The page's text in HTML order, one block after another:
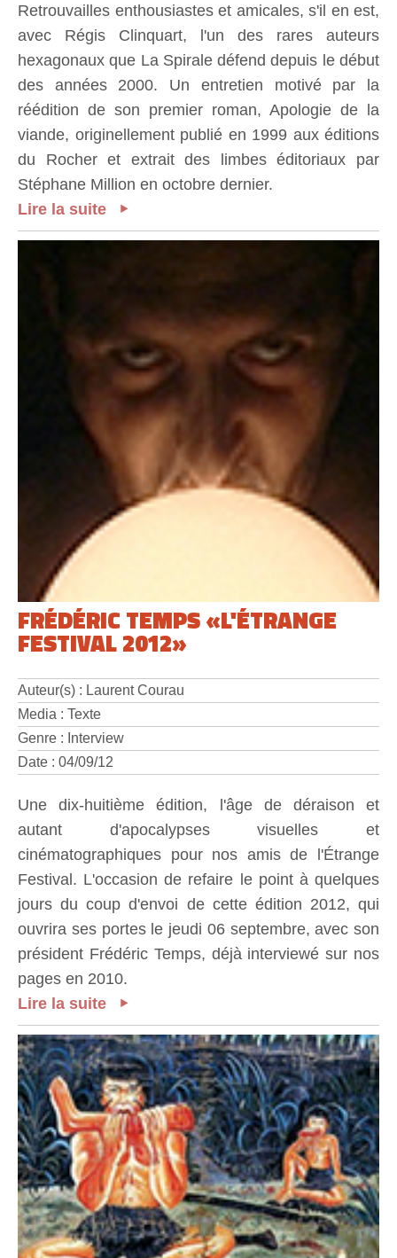
Retrouvailles enthousiastes et amicales, s'il en est,
avec Régis Clinquart, l'un des rares auteurs
hexagonaux que La Spirale défend depuis le début
des années 2000. Un entretien motivé par la
réédition de son premier roman, Apologie de la
viande, originellement publié en 1999 aux éditions
du Rocher et extrait des limbes éditoriaux par
Stéphane Million en octobre dernier.
Lire la suite
FRÉDÉRIC TEMPS «L'ÉTRANGE
FESTIVAL 2012»
Auteur(s) : Laurent Courau
Media : Texte
Genre : Interview
Date : 04/09/12
Une dix-huitième édition, l'âge de déraison et
autant d'apocalypses visuelles et
cinématographiques pour nos amis de l'Étrange
Festival. L'occasion de refaire le point à quelques
jours du coup d'envoi de cette édition 2012, qui
ouvrira ses portes le jeudi 06 septembre, avec son
président Frédéric Temps, déjà interviewé sur nos
pages en 2010.
Lire la suite